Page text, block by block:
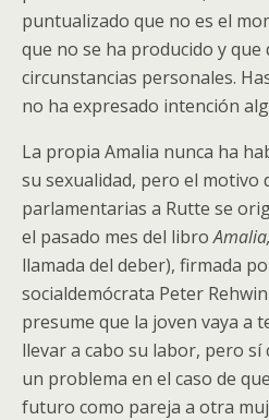
puntualizado que no es el
que no se ha producido y que
circunstancias personales.
no ha expresado intención
La propia Amalia nunca ha
su sexualidad, pero el motivo
parlamentarias a Rutte se
el pasado mes del libro
llamada del deber), firmada
socialdemócrata Peter
presume que la joven vaya a
llevar a cabo su labor, pero
un problema en el caso de
futuro como pareja a otra